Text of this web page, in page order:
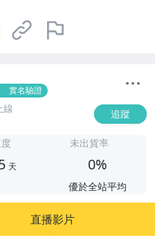
實名驗證
線 追蹤
天
未出貨率
0%
優於全站平均
直播影片